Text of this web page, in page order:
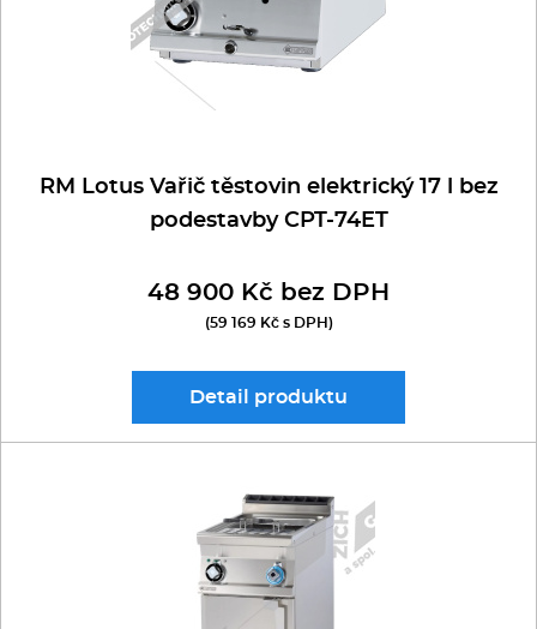
Řeznické stroje
Konvektomaty/Pece
Stolní zařízení
Transport, výdej a regen.
Multifunkce - speciály
Vařiče a výrobníky těstovin
RM Lotus Vařič těstovin elektrický 17 l bez
podestavby CPT-74ET
48 900 Kč bez DPH
(59 169 Kč s DPH)
Detail produktu